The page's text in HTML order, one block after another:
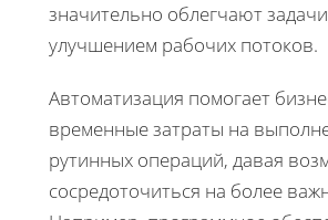
значительно облегчают
улучшением рабочих потоков.
Автоматизация помогает
временные затраты на
рутинных операций, давая
сосредоточиться на более